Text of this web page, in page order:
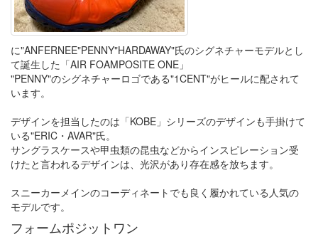
に"ANFERNEE"PENNY"HARDAWAY"氏のシグネチャーモデルとし
て誕生した「AIR FOAMPOSITE ONE」
"PENNY"のシグネチャーロゴである"1CENT"がヒールに配されて
います。
デザインを担当したのは「KOBE」シリーズのデザインも手掛けて
いる"ERIC・AVAR"氏。
サングラスケースや甲虫類の昆虫などからインスピレーション受
けたと言われるデザインは、光沢があり存在感を放ちます。
スニーカーメインのコーディネートでも良く履かれている人気の
モデルです。
フォームポジットワン